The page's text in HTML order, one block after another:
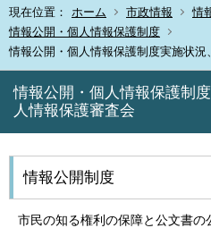
現在位置： ホーム 市政情報
情
情報公開・個人情報保護制度
情報公開・個人情報保護制度実施状
情報公開・個人情報保護制
人情報保護審査会
情報公開制度
市民の知る権利の保障と公文書